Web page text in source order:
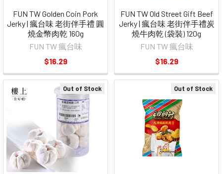
FUN TW Golden Coin Pork
Jerky | 瘋台味 老街伴手禮 圓
燒金幣肉乾 160g
FUN TW 瘋台味
$16.29
FUN TW Old Street Gift Beef
Jerky | 瘋台味 老街伴手禮炭
燒牛肉乾 (袋裝) 120g
FUN TW 瘋台味
$16.29
Out of Stock Out of Stock